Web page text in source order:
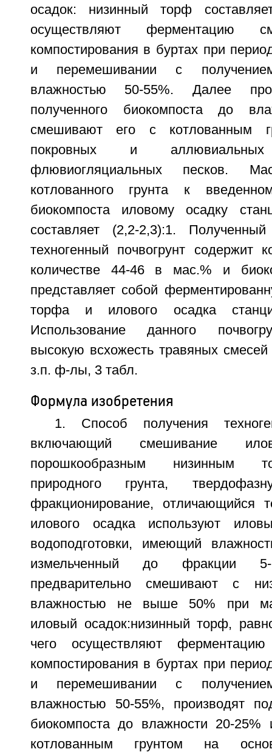
осадок: низинный торф
осуществляют ферментацию
компостирования в буртах при
и перемешивании с
влажностью 50-55%. Далее
полученного биокомпоста до
смешивают его с котлованным
покровных и
флювиогляциальных песков.
котлованного грунта к
биокомпоста иловому осадку
составляет (2,2-2,3):1.
техногенный почвогрунт содержит
количестве 44-46 в мас.% и
представляет собой
торфа и илового осадка
Использование данного
высокую всхожесть травяных
з.п. ф-лы, 3 табл.
Формула изобретения
1. Способ получения
включающий смешивание
порошкообразным низинным
природного грунта,
фракционирование, отличающийся
илового осадка используют
водоподготовки, имеющий
измельченный до фракции
предварительно смешивают с
влажностью не выше 50% при
иловый осадок:низинный торф,
чего осуществляют
компостирования в буртах при
и перемешивании с
влажностью 50-55%, производят
биокомпоста до влажности 20-
котлованным грунтом на